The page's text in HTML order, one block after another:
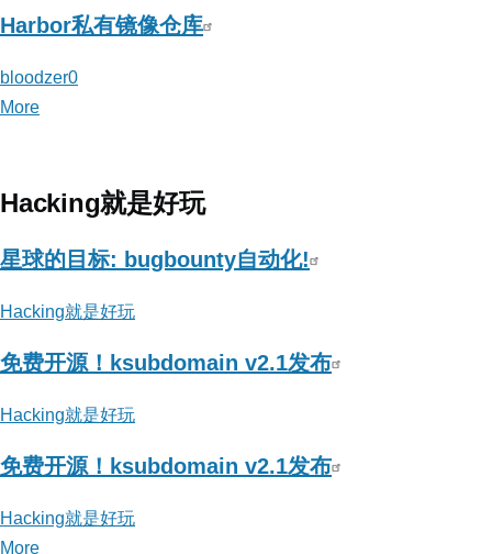
Harbor私有镜像仓库
bloodzer0
More
Hacking就是好玩
星球的目标: bugbounty自动化!
Hacking就是好玩
免费开源！ksubdomain v2.1发布
Hacking就是好玩
免费开源！ksubdomain v2.1发布
Hacking就是好玩
More